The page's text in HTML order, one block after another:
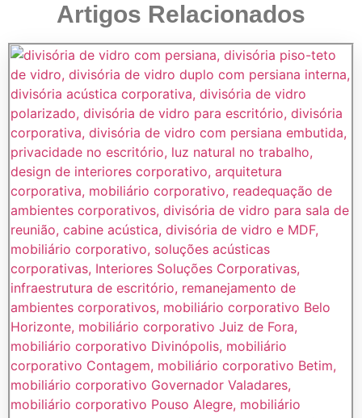
Artigos Relacionados